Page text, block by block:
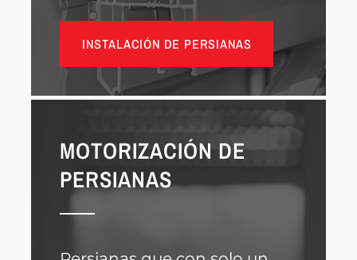
INSTALACIÓN DE PERSIANAS
MOTORIZACIÓN DE
PERSIANAS